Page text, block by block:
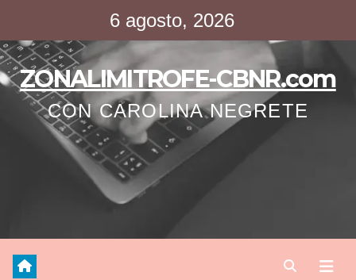
contenido
6 agosto, 2026
ZONALIMITROFE-CBNR.com
CON CAROLINA NEGRETE